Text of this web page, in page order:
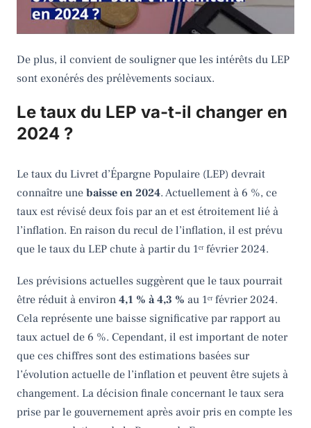
De plus, il convient de souligner que les intérêts du LEP
sont exonérés des prélèvements sociaux.
Le taux du LEP va-t-il changer en
2024 ?
Le taux du Livret d’Épargne Populaire (LEP) devrait
connaître une baisse en 2024. Actuellement à 6 %, ce
taux est révisé deux fois par an et est étroitement lié à
l’inflation. En raison du recul de l’inflation, il est prévu
que le taux du LEP chute à partir du 1ᵉʳ février 2024.
Les prévisions actuelles suggèrent que le taux pourrait
être réduit à environ 4,1 % à 4,3 % au 1ᵉʳ février 2024.
Cela représente une baisse significative par rapport au
taux actuel de 6 %. Cependant, il est important de noter
que ces chiffres sont des estimations basées sur
l’évolution actuelle de l’inflation et peuvent être sujets à
changement. La décision finale concernant le taux sera
prise par le gouvernement après avoir pris en compte les